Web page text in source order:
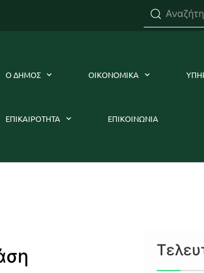
Ο ΔΗΜΟΣ ΟΙΚΟΝΟΜΙΚΑ
ΕΠΙΚΑΙΡΟΤΗΤΑ ΕΠΙΚΟΙΝΩΝΙΑ